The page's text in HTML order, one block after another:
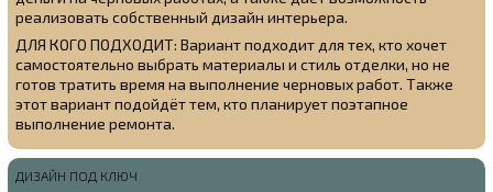
реализовать собственный дизайн интерьера.
ДЛЯ КОГО ПОДХОДИТ: Вариант подходит для тех, кто хочет
самостоятельно выбрать материалы и стиль отделки, но не
готов тратить время на выполнение черновых работ. Также
этот вариант подойдёт тем, кто планирует поэтапное
выполнение ремонта.
ДИЗАЙН ПОД КЛЮЧ